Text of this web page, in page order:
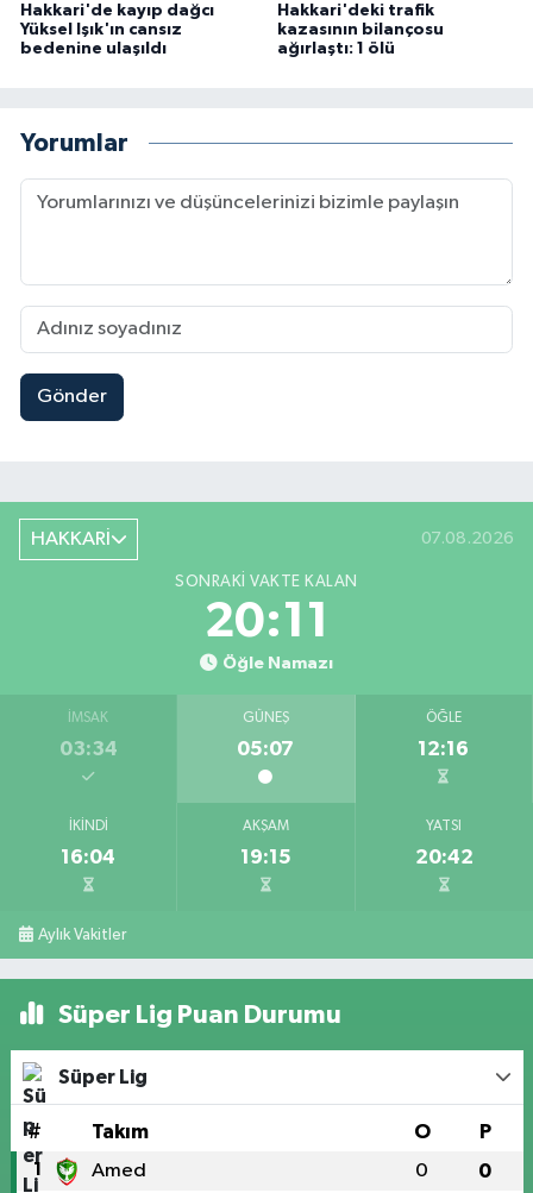
Hakkari'de kayıp dağcı
Yüksel Işık'ın cansız
bedenine ulaşıldı
Hakkari'deki trafik
kazasının bilançosu
ağırlaştı: 1 ölü
Yorumlar
Gönder
HAKKARİ 07.08.2026
SONRAKI VAKTE KALAN
20:10
Öğle Namazı
İMSAK
03:34
GÜNEŞ
05:07
ÖĞLE
12:16
İKINDI
16:04
AKŞAM
19:15
YATSI
20:42
Aylık Vakitler
Süper Lig Puan Durumu
Süper Lig
# Takım O P
1 Amed 0 0